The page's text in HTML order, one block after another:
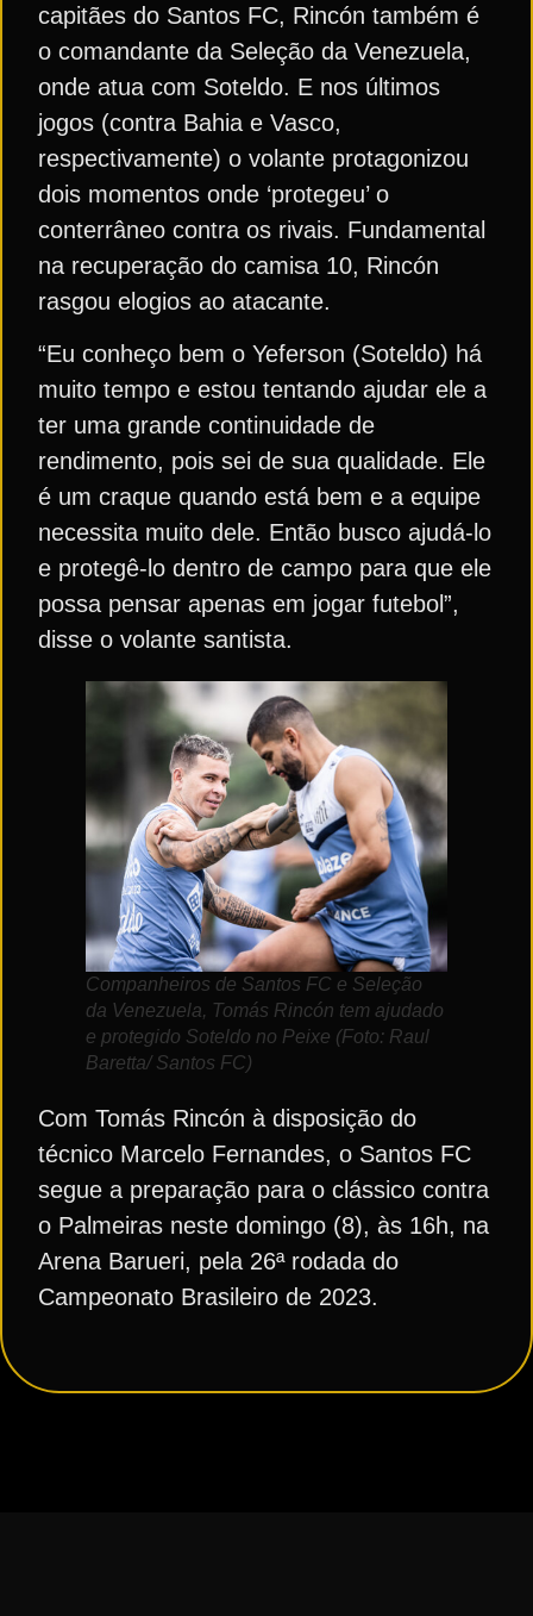
capitães do Santos FC, Rincón também é
o comandante da Seleção da Venezuela,
onde atua com Soteldo. E nos últimos
jogos (contra Bahia e Vasco,
respectivamente) o volante protagonizou
dois momentos onde ‘protegeu’ o
conterrâneo contra os rivais. Fundamental
na recuperação do camisa 10, Rincón
rasgou elogios ao atacante.
“Eu conheço bem o Yeferson (Soteldo) há
muito tempo e estou tentando ajudar ele a
ter uma grande continuidade de
rendimento, pois sei de sua qualidade. Ele
é um craque quando está bem e a equipe
necessita muito dele. Então busco ajudá-lo
e protegê-lo dentro de campo para que ele
possa pensar apenas em jogar futebol”,
disse o volante santista.
Companheiros de Santos FC e Seleção
da Venezuela, Tomás Rincón tem ajudado
e protegido Soteldo no Peixe (Foto: Raul
Baretta/ Santos FC)
Com Tomás Rincón à disposição do
técnico Marcelo Fernandes, o Santos FC
segue a preparação para o clássico contra
o Palmeiras neste domingo (8), às 16h, na
Arena Barueri, pela 26ª rodada do
Campeonato Brasileiro de 2023.